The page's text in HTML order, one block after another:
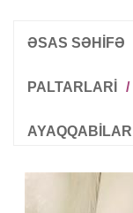
ƏSAS SƏHİFƏ
PALTARLARI /
AYAQQABILAR